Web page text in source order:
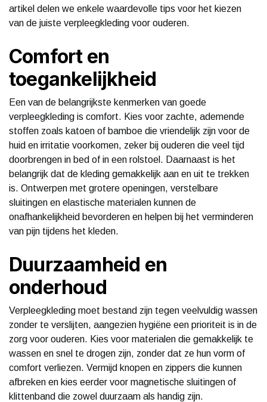
artikel delen we enkele waardevolle tips voor het kiezen
van de juiste verpleegkleding voor ouderen.
Comfort en
toegankelijkheid
Een van de belangrijkste kenmerken van goede
verpleegkleding is comfort. Kies voor zachte, ademende
stoffen zoals katoen of bamboe die vriendelijk zijn voor de
huid en irritatie voorkomen, zeker bij ouderen die veel tijd
doorbrengen in bed of in een rolstoel. Daarnaast is het
belangrijk dat de kleding gemakkelijk aan en uit te trekken
is. Ontwerpen met grotere openingen, verstelbare
sluitingen en elastische materialen kunnen de
onafhankelijkheid bevorderen en helpen bij het verminderen
van pijn tijdens het kleden.
Duurzaamheid en
onderhoud
Verpleegkleding moet bestand zijn tegen veelvuldig wassen
zonder te verslijten, aangezien hygiëne een prioriteit is in de
zorg voor ouderen. Kies voor materialen die gemakkelijk te
wassen en snel te drogen zijn, zonder dat ze hun vorm of
comfort verliezen. Vermijd knopen en zippers die kunnen
afbreken en kies eerder voor magnetische sluitingen of
klittenband die zowel duurzaam als handig zijn.